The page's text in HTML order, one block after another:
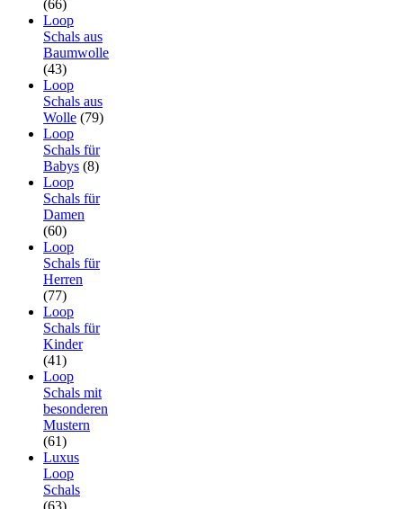
(66)
Loop
Schals aus
Baumwolle
(43)
Loop
Schals aus
Wolle (79)
Loop
Schals für
Babys (8)
Loop
Schals für
Damen
(60)
Loop
Schals für
Herren
(77)
Loop
Schals für
Kinder
(41)
Loop
Schals mit
besonderen
Mustern
(61)
Luxus
Loop
Schals
(63)